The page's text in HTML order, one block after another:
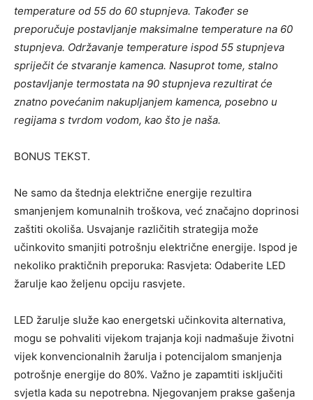
temperature od 55 do 60 stupnjeva. Također se
preporučuje postavljanje maksimalne temperature na 60
stupnjeva. Održavanje temperature ispod 55 stupnjeva
spriječit će stvaranje kamenca. Nasuprot tome, stalno
postavljanje termostata na 90 stupnjeva rezultirat će
znatno povećanim nakupljanjem kamenca, posebno u
regijama s tvrdom vodom, kao što je naša.
BONUS TEKST.
Ne samo da štednja električne energije rezultira
smanjenjem komunalnih troškova, već značajno doprinosi
zaštiti okoliša. Usvajanje različitih strategija može
učinkovito smanjiti potrošnju električne energije. Ispod je
nekoliko praktičnih preporuka: Rasvjeta: Odaberite LED
žarulje kao željenu opciju rasvjete.
LED žarulje služe kao energetski učinkovita alternativa,
mogu se pohvaliti vijekom trajanja koji nadmašuje životni
vijek konvencionalnih žarulja i potencijalom smanjenja
potrošnje energije do 80%. Važno je zapamtiti isključiti
svjetla kada su nepotrebna. Njegovanjem prakse gašenja